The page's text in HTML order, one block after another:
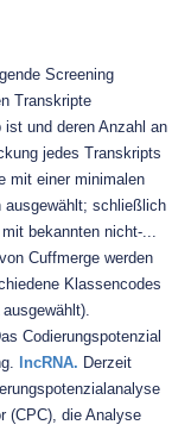
Screening
Transkripte
und deren Anzahl an
jedes Transkripts
mit einer minimalen
ausgewählt; schließlich
bekannten nicht-...
Cuffmerge werden
Klassencodes
Codierungspotenzial
lncRNA. Derzeit
(CPC), die Analyse